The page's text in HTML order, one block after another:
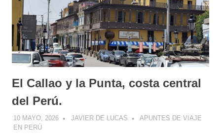
El Callao y la Punta, costa central
del Perú.
10 MAYO, 2026 JAVIER DE LUCAS
APUNTES DE VIAJE
EN PERÚ